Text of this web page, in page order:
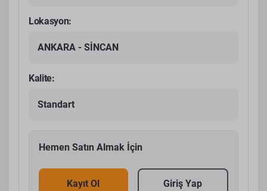
Lokasyon:
ANKARA - SİNCAN
Kalite:
Standart
Hemen Satın Almak İçin
Kayıt Ol Giriş Yap